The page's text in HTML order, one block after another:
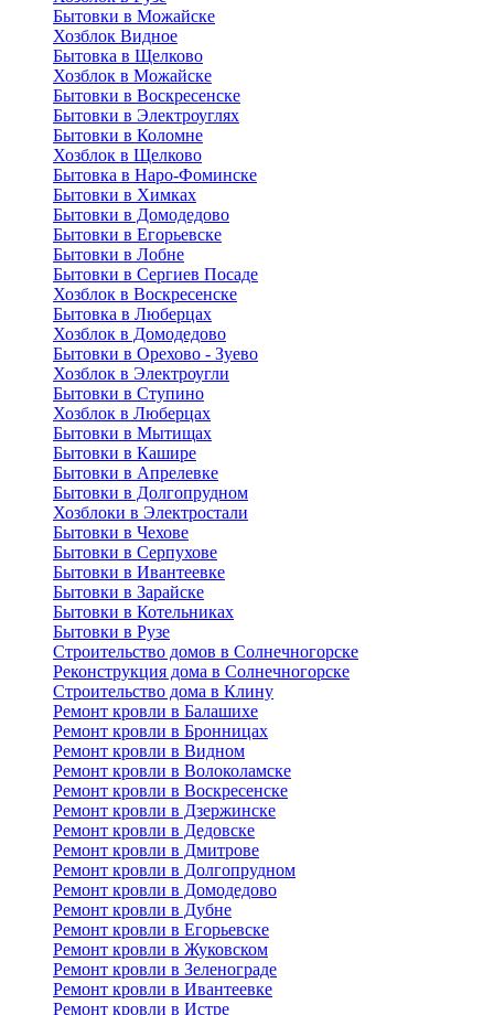
Бытовки в Можайске
Хозблок Видное
Бытовкa в Щелково
Хозблок в Можайске
Бытовки в Воскресенске
Бытовки в Электроуглях
Бытовки в Коломне
Хозблок в Щелково
Бытовка в Наро-Фоминске
Бытовки в Химках
Бытовки в Домодедово
Бытовки в Егорьевске
Бытовки в Лобне
Бытовки в Сергиев Посаде
Хозблок в Воскресенске
Бытовка в Люберцах
Хозблок в Домодедово
Бытовки в Орехово - Зуево
Хозблок в Электроугли
Бытовки в Ступино
Хозблок в Люберцах
Бытовки в Мытищах
Бытовки в Кашире
Бытовки в Апрелевке
Бытовки в Долгопрудном
Хозблоки в Электростали
Бытовки в Чехове
Бытовки в Серпухове
Бытовки в Ивантеевке
Бытовки в Зарайске
Бытовки в Котельниках
Бытовки в Рузе
Строительство домов в Солнечногорске
Реконструкция дома в Солнечногорске
Строительство дома в Клину
Ремонт кровли в Балашихе
Ремонт кровли в Бронницах
Ремонт кровли в Видном
Ремонт кровли в Волоколамске
Ремонт кровли в Воскресенске
Ремонт кровли в Дзержинске
Ремонт кровли в Дедовске
Ремонт кровли в Дмитрове
Ремонт кровли в Долгопрудном
Ремонт кровли в Домодедово
Ремонт кровли в Дубне
Ремонт кровли в Егорьевске
Ремонт кровли в Жуковском
Ремонт кровли в Зеленограде
Ремонт кровли в Ивантеевке
Ремонт кровли в Истре